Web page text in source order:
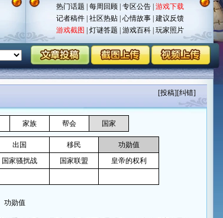
热门话题 每周回顾| 专区公告| 游戏下载
记者稿件| 社区热贴| 心情故事| 建议反馈
游戏截图
灯谜答题 游戏百科| 玩家照片
[投稿][纠错]
家族 帮会 国家
出国 移民
功勋值
国家骚扰战 国家联盟
皇帝的权利
功勋值